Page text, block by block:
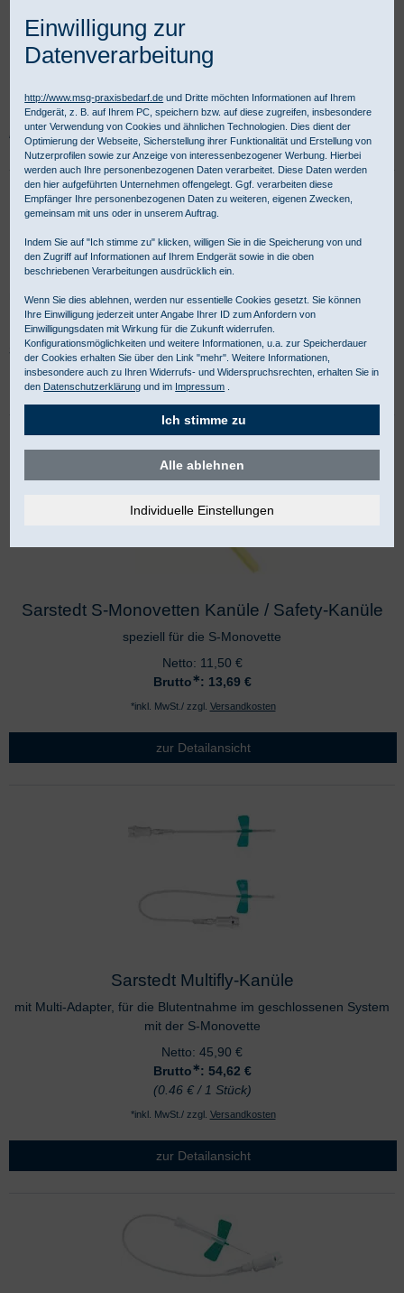
Praxisbedarf Shop Injektion & Infusion
Blutentnahme
Blutentnahmesysteme
Blutentnahmesysteme von Sarstedt
Blutentnahmesysteme von Sarstedt kaufen Arztpraxen, Kliniken,
Labore und Pflegeheime für eine professionelle Blutabnahme im
medizinischen Fachhandel. Für gewerbliche Kunden ist Kauf auf
Rechnung möglich.
Sarstedt Blutabnahmesysteme - Produktübersicht:
Auswahl vor Produktliste
Sarstedt S-Monovetten Kanüle / Safety-Kanüle
speziell für die S-Monovette
Netto: 11,50 €
Brutto∗: 13,69 €
*inkl. MwSt./ zzgl. Versandkosten
zur Detailansicht
Sarstedt Multifly-Kanüle
mit Multi-Adapter, für die Blutentnahme im geschlossenen System
mit der S-Monovette
Netto: 45,90 €
Brutto∗: 54,62 €
(0.46 € / 1 Stück)
*inkl. MwSt./ zzgl. Versandkosten
zur Detailansicht
Einwilligung zur
Datenverarbeitung
http://www.msg-praxisbedarf.de und Dritte möchten Informationen auf Ihrem
Endgerät, z. B. auf Ihrem PC, speichern bzw. auf diese zugreifen, insbesondere
unter Verwendung von Cookies und ähnlichen Technologien. Dies dient der
Optimierung der Webseite, Sicherstellung ihrer Funktionalität und Erstellung von
Nutzerprofilen sowie zur Anzeige von interessenbezogener Werbung. Hierbei
werden auch Ihre personenbezogenen Daten verarbeitet. Diese Daten werden
den hier aufgeführten Unternehmen offengelegt. Ggf. verarbeiten diese
Empfänger Ihre personenbezogenen Daten zu weiteren, eigenen Zwecken,
gemeinsam mit uns oder in unserem Auftrag.
Indem Sie auf "Ich stimme zu" klicken, willigen Sie in die Speicherung von und
den Zugriff auf Informationen auf Ihrem Endgerät sowie in die oben
beschriebenen Verarbeitungen ausdrücklich ein.
Wenn Sie dies ablehnen, werden nur essentielle Cookies gesetzt. Sie können
Ihre Einwilligung jederzeit unter Angabe Ihrer ID zum Anfordern von
Einwilligungsdaten mit Wirkung für die Zukunft widerrufen.
Konfigurationsmöglichkeiten und weitere Informationen, u.a. zur Speicherdauer
der Cookies erhalten Sie über den Link "mehr". Weitere Informationen,
insbesondere auch zu Ihren Widerrufs- und Widerspruchsrechten, erhalten Sie in
den Datenschutzerklärung und im Impressum
Ich stimme zu
Alle ablehnen